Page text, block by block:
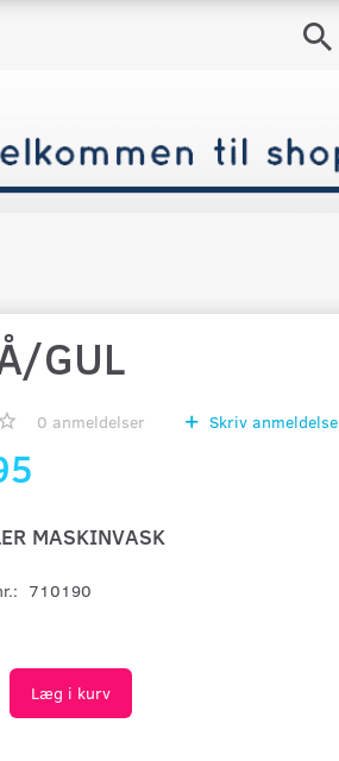
GUL
0 anmeldelser Skriv anmeldelse
MASKINVASK
710190
Læg i kurv